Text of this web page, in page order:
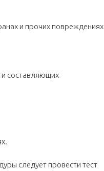
и прочих повреждениях
составляющих
следует провести тест